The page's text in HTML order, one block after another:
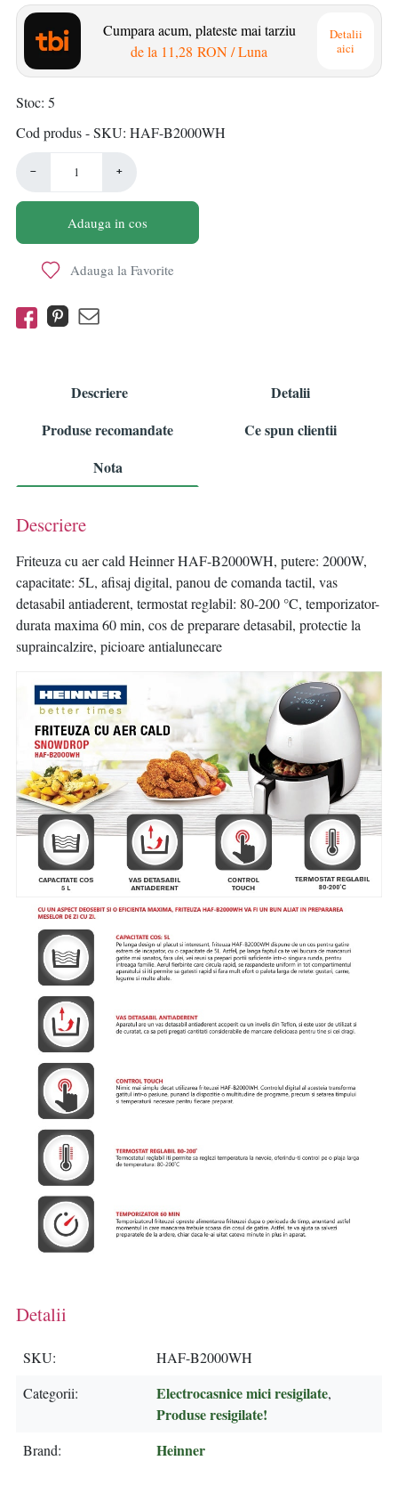
Cumpara acum, plateste mai tarziu
de la 11,28 RON/ Luna
Detalii
aici
Stoc 5
Cod produs - SKU HAF-B2000WH
− +
Adauga in cos
Adauga la Favorite
Descriere
Detalii
Produse recomandate
Ce spun clientii
Nota
Descriere
Friteuza cu aer cald Heinner HAF-B2000WH, putere: 2000W,
capacitate: 5L, afisaj digital, panou de comanda tactil, vas
detasabil antiaderent, termostat reglabil: 80-200 °C, temporizator-
durata maxima 60 min, cos de preparare detasabil, protectie la
supraincalzire, picioare antialunecare
Detalii
SKU
HAF-B2000WH
Categorii
Electrocasnice mici resigilate,
Produse resigilate!
Brand Heinner